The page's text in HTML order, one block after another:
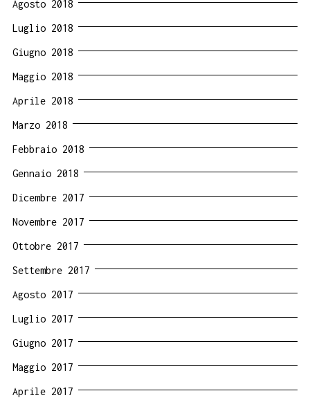
Agosto 2018
Luglio 2018
Giugno 2018
Maggio 2018
Aprile 2018
Marzo 2018
Febbraio 2018
Gennaio 2018
Dicembre 2017
Novembre 2017
Ottobre 2017
Settembre 2017
Agosto 2017
Luglio 2017
Giugno 2017
Maggio 2017
Aprile 2017